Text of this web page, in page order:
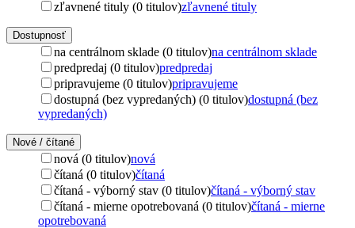
zľavnené tituly (0 titulov)zľavnené tituly
Dostupnosť
na centrálnom sklade (0 titulov)na centrálnom sklade
predpredaj (0 titulov)predpredaj
pripravujeme (0 titulov)pripravujeme
dostupná (bez vypredaných) (0 titulov)dostupná (bez
vypredaných)
Nové / čítané
nová (0 titulov)nová
čítaná (0 titulov)čítaná
čítaná - výborný stav (0 titulov)čítaná - výborný stav
čítaná - mierne opotrebovaná (0 titulov)čítaná - mierne
opotrebovaná